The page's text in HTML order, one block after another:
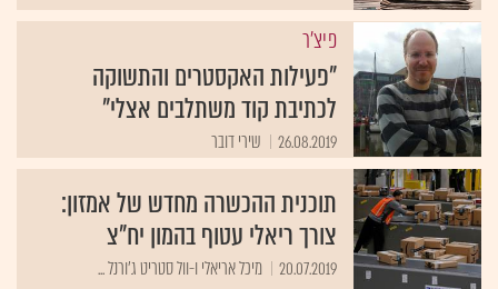
פיצ'ר
"פעילות האקסטרים והתשוקה
לכתיבת קוד משתלבים אצלי"
26.08.2019 שירי דובר
תוכנית ההכשרה מחדש של אמזון:
צורך ריאלי עטוף בהמון יח"צ
20.07.2019 מיכל אריאלי ו-וול סטריט ג'ורנל ...